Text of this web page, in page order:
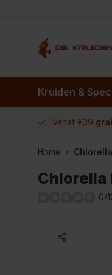
Kruiden &
Vanaf €39
Home
0/